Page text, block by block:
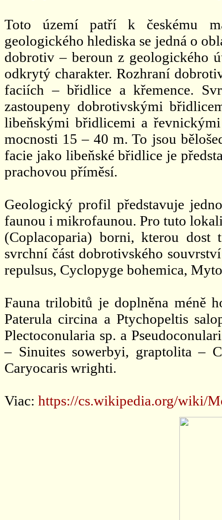
Toto území patří k českému
geologického hlediska se jedná o
dobrotiv – beroun z geologického
odkrytý charakter. Rozhraní
faciích – břidlice a křemence.
zastoupeny dobrotivskými
libeňskými břidlicemi a
mocnosti 15 – 40 m. To jsou
facie jako libeňské břidlice je
prachovou příměsí.
Geologický profil představuje
faunou i mikrofaunou. Pro tuto
(Coplacoparia) borni, kterou
svrchní část dobrotivského
repulsus, Cyclopyge bohemica,
Fauna trilobitů je doplněna méně
Paterula circina a Ptychopeltis
Plectoconularia sp. a
– Sinuites sowerbyi, graptolita –
Caryocaris wrighti.
Viac: https://cs.wikipedia.org/wiki/